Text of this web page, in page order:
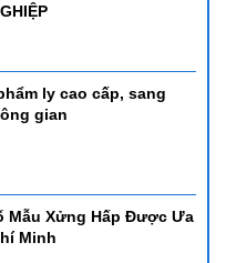
ly cao cấp, sang
gian
Mẫu Xửng Hấp Được Ưa
Minh